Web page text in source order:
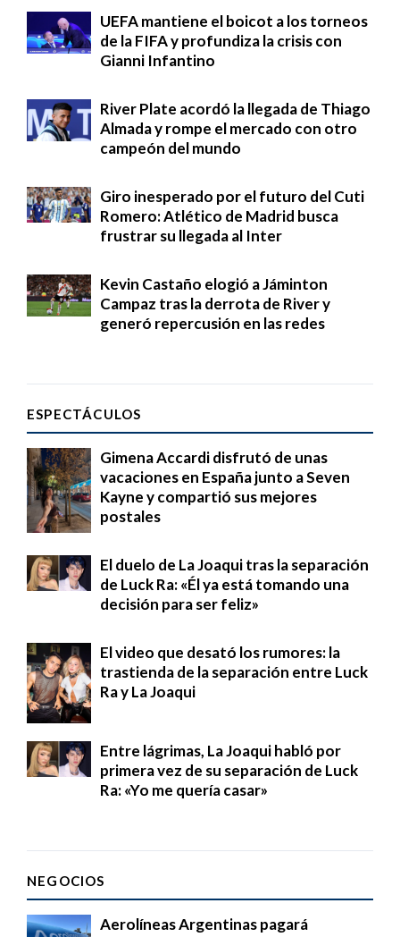
UEFA mantiene el boicot a los torneos
de la FIFA y profundiza la crisis con
Gianni Infantino
River Plate acordó la llegada de Thiago
Almada y rompe el mercado con otro
campeón del mundo
Giro inesperado por el futuro del Cuti
Romero: Atlético de Madrid busca
frustrar su llegada al Inter
Kevin Castaño elogió a Jáminton
Campaz tras la derrota de River y
generó repercusión en las redes
ESPECTÁCULOS
Gimena Accardi disfrutó de unas
vacaciones en España junto a Seven
Kayne y compartió sus mejores
postales
El duelo de La Joaqui tras la separación
de Luck Ra: «Él ya está tomando una
decisión para ser feliz»
El video que desató los rumores: la
trastienda de la separación entre Luck
Ra y La Joaqui
Entre lágrimas, La Joaqui habló por
primera vez de su separación de Luck
Ra: «Yo me quería casar»
NEGOCIOS
Aerolíneas Argentinas pagará